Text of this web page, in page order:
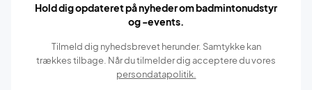
Hold dig opdateret på nyheder om badmintonudstyr
og -events.
Tilmeld dig nyhedsbrevet herunder. Samtykke kan
trækkes tilbage. Når du tilmelder dig acceptere du vores
persondatapolitik.